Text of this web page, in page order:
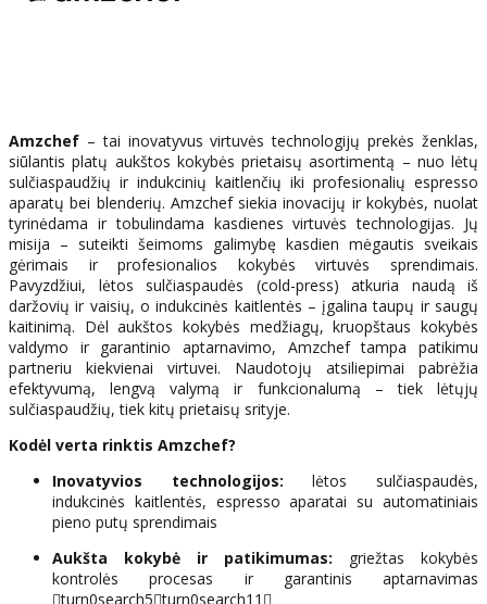
Amzchef – tai inovatyvus virtuvės technologijų prekės ženklas,
siūlantis platų aukštos kokybės prietaisų asortimentą – nuo lėtų
sulčiaspaudžių ir indukcinių kaitlenčių iki profesionalių espresso
aparatų bei blenderių. Amzchef siekia inovacijų ir kokybės, nuolat
tyrinėdama ir tobulindama kasdienes virtuvės technologijas. Jų
misija – suteikti šeimoms galimybę kasdien mėgautis sveikais
gėrimais ir profesionalios kokybės virtuvės sprendimais.
Pavyzdžiui, lėtos sulčiaspaudės (cold-press) atkuria naudą iš
daržovių ir vaisių, o indukcinės kaitlentės – įgalina taupų ir saugų
kaitinimą. Dėl aukštos kokybės medžiagų, kruopštaus kokybės
valdymo ir garantinio aptarnavimo, Amzchef tampa patikimu
partneriu kiekvienai virtuvei. Naudotojų atsiliepimai pabrėžia
efektyvumą, lengvą valymą ir funkcionalumą – tiek lėtųjų
sulčiaspaudžių, tiek kitų prietaisų srityje.
Kodėl verta rinktis Amzchef?
Inovatyvios technologijos: lėtos sulčiaspaudės,
indukcinės kaitlentės, espresso aparatai su automatiniais
pieno putų sprendimais
Aukšta kokybė ir patikimumas: griežtas kokybės
kontrolės procesas ir garantinis aptarnavimas
turn0search5turn0search11